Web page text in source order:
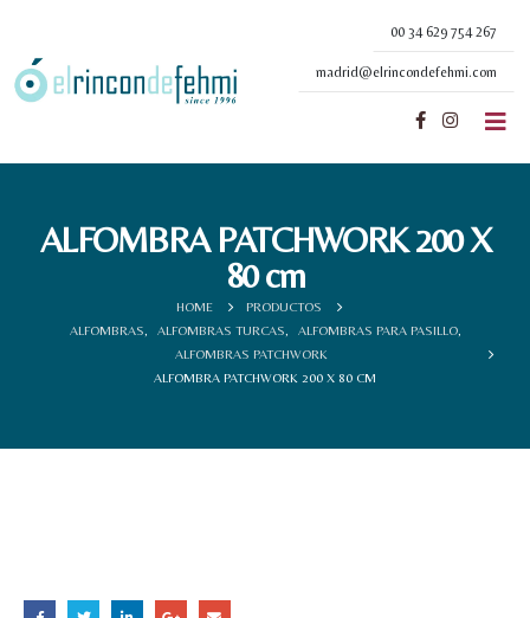
00 34 629 754 267
madrid@elrincondefehmi.com
ALFOMBRA PATCHWORK 200 X
80 cm
HOME
PRODUCTOS
ALFOMBRAS
ALFOMBRAS TURCAS ALFOMBRAS PARA PASILLO,
ALFOMBRAS PATCHWORK
ALFOMBRA PATCHWORK 200 X 80 CM